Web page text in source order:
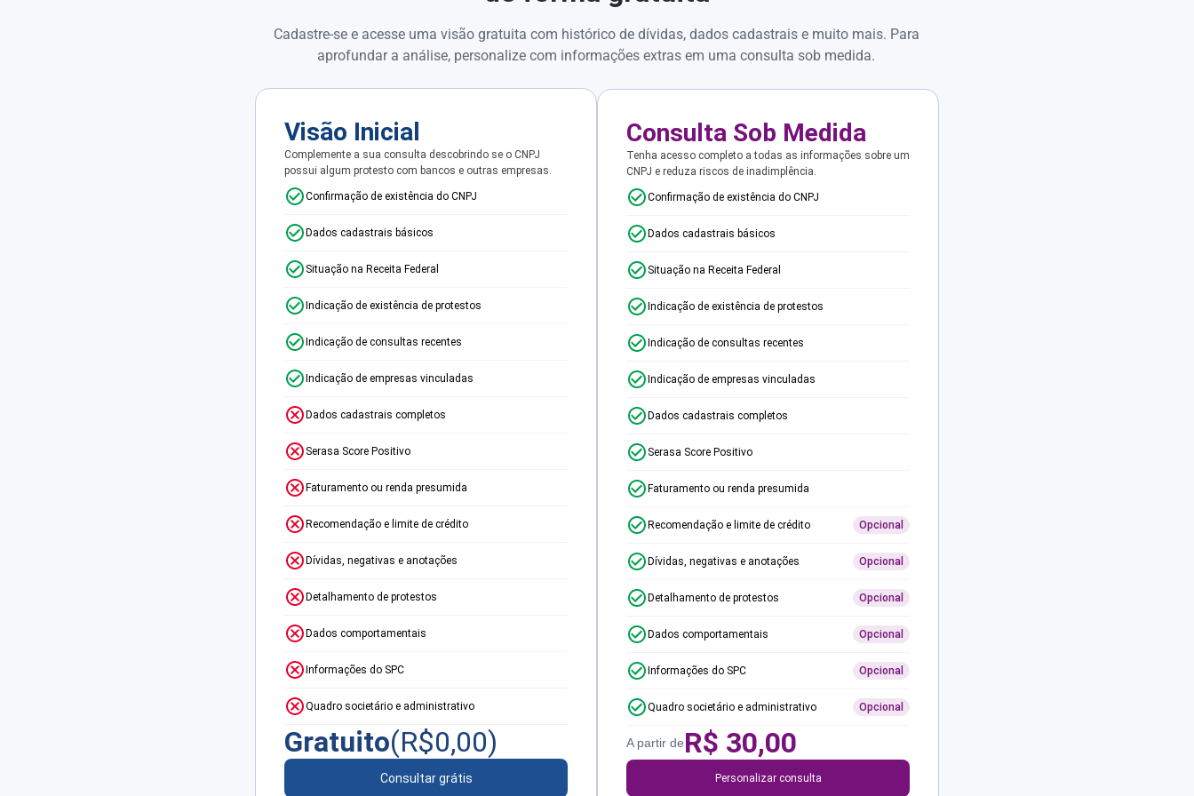
Cadastre-se e acesse uma visão gratuita com histórico de dívidas, dados cadastrais e muito mais. Para
aprofundar a análise, personalize com informações extras em uma consulta sob medida.
Visão Inicial
Complemente a sua consulta descobrindo se o CNPJ
possui algum protesto com bancos e outras empresas.
Confirmação de existência do CNPJ
Dados cadastrais básicos
Situação na Receita Federal
Indicação de existência de protestos
Indicação de consultas recentes
Indicação de empresas vinculadas
Dados cadastrais completos
Serasa Score Positivo
Faturamento ou renda presumida
Recomendação e limite de crédito
Dívidas, negativas e anotações
Detalhamento de protestos
Dados comportamentais
Informações do SPC
Quadro societário e administrativo
Gratuito(R$0,00)
Consultar grátis
Consulta Sob Medida
Tenha acesso completo a todas as informações sobre um
CNPJ e reduza riscos de inadimplência.
Confirmação de existência do CNPJ
Dados cadastrais básicos
Situação na Receita Federal
Indicação de existência de protestos
Indicação de consultas recentes
Indicação de empresas vinculadas
Dados cadastrais completos
Serasa Score Positivo
Faturamento ou renda presumida
Recomendação e limite de crédito Opcional
Dívidas, negativas e anotações Opcional
Detalhamento de protestos Opcional
Dados comportamentais Opcional
Informações do SPC Opcional
Quadro societário e administrativo Opcional
A partir deR$ 30,00
Personalizar consulta